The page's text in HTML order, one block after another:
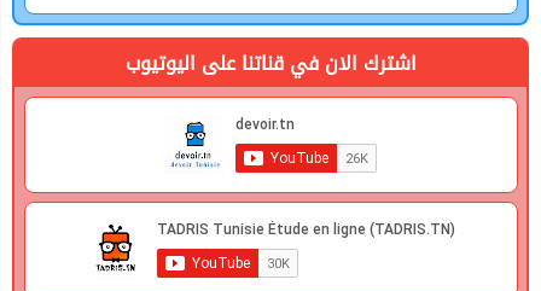
اشترك الان في قناتنا على اليوتيوب